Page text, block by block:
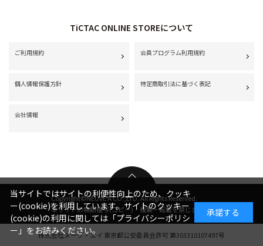
TiCTAC ONLINE STOREについて
ご利用規約 会員プログラム利用規約
個人情報保護方針 特定商取引法に基づく表記
会社情報
Copyright©NEUVE A CO.,LTD. All Rights Reserved.
本サイトの無断複写(コピー)・複製・転載を禁じます。
株式会社ヌーヴ・エイ 東京都公安委員会許可 第303310107497号
当サイトではサイトの利便性向上のため、クッキ
ー(cookie)を利用しています。サイトのクッキー
(cookie)の利用に関しては「プライバシーポリシ
ー」 をお読みください。
承諾する